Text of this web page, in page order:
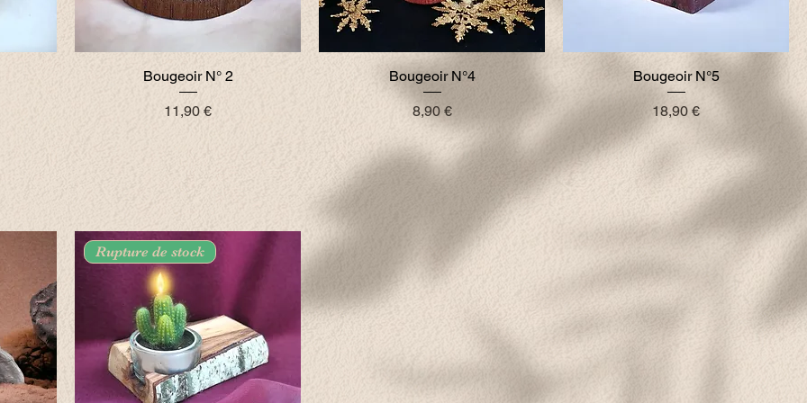
Bougeoir N° 2
Prix
11,90 €
Bougeoir N°4
Prix
8,90 €
Bougeoir N°5
Prix
18,90 €
Rupture de stock